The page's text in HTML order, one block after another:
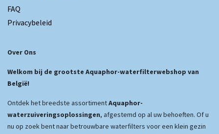
FAQ
Privacybeleid
Over Ons
Welkom bij de grootste Aquaphor-waterfilterwebshop van
België!
Ontdek het breedste assortimentAquaphor-
waterzuiveringsoplossingen, afgestemd op al uw behoeften. Of u
nu op zoek bent naar betrouwbare waterfilters voor een klein gezin